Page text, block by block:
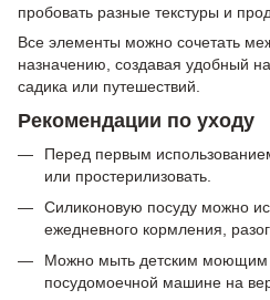
пробовать разные текстуры и
Все элементы можно сочетать
назначению, создавая удобный
садика или путешествий.
Рекомендации по уходу
Перед первым
или простерилизовать.
Силиконовую посуду можно
ежедневного кормления,
Можно мыть детским моющим
посудомоечной машине на